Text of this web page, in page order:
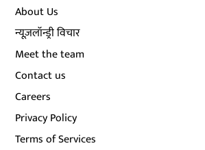
About Us
न्यूज़लॉन्ड्री विचार
Meet the team
Contact us
Careers
Privacy Policy
Terms of Services